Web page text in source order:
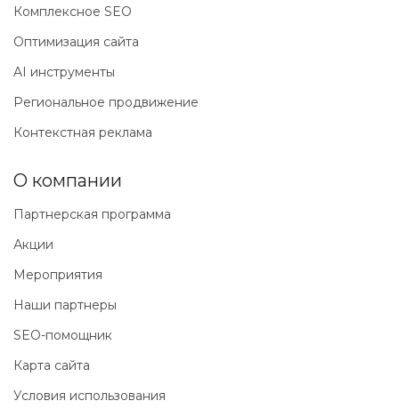
Комплексное SEO
Оптимизация сайта
AI инструменты
Региональное продвижение
Контекстная реклама
О компании
Партнерская программа
Акции
Мероприятия
Наши партнеры
SEO-помощник
Карта сайта
Условия использования